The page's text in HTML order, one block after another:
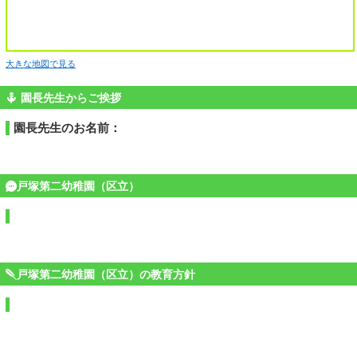
大きな地図で見る
園長先生からご挨拶
園長先生のお名前：
戸塚第二幼稚園（区立）
戸塚第二幼稚園（区立）の教育方針